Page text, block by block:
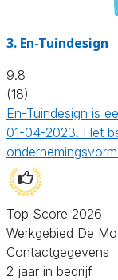
3. En-Tuindesign
9.8
(18)
En-Tuindesign is
01-04-2023. Het
Top Score 2026
Werkgebied De
Contactgegevens
2 jaar in bedrijf